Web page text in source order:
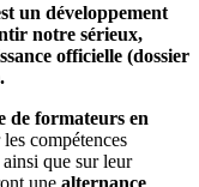
un développement
notre sérieux,
officielle (dossier
de formateurs en
compétences
que sur leur
une alternance